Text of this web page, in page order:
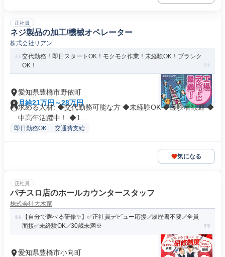
正社員
ネジ製品の加工/機械オペレーター
株式会社リアン
交代勤務！即日スタートOK！モクモク作業！未経験OK！ブランク
OK！
愛知県豊橋市野依町
月給21万円～28万円
求める人材: ◆交代勤務可能な方 ◆未経験OK ◆経験者歓迎 ◆
中高年活躍中！ ◆1...
即日勤務OK 交通費支給
気になる
正社員
パチスロ店のホールカウンタースタッフ
株式会社大木家
【自分で選べる研修✨】✅正社員デビュー応援✅履歴書不要✅全員
面接✅未経験OK✅30歳未満※
愛知県豊橋市小向町